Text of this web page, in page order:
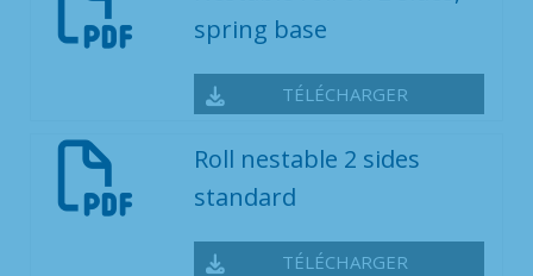
spring base
TÉLÉCHARGER
Roll nestable 2 sides
standard
TÉLÉCHARGER